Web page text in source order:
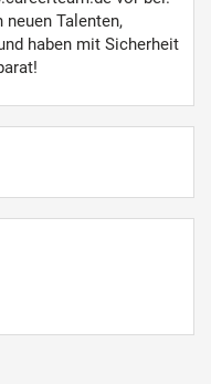
Talenten,
haben mit Sicherheit